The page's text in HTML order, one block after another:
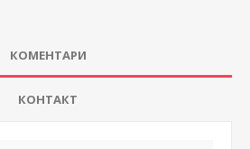
КОМЕНТАРИ
КОНТАКТ